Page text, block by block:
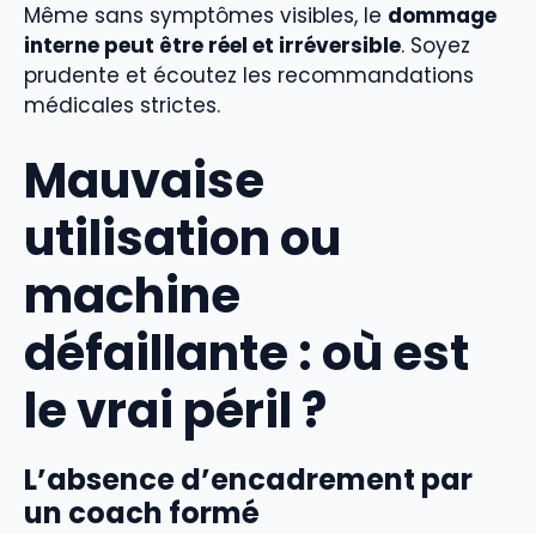
Même sans symptômes visibles, le dommage
interne peut être réel et irréversible. Soyez
prudente et écoutez les recommandations
médicales strictes.
Mauvaise
utilisation ou
machine
défaillante : où est
le vrai péril ?
L’absence d’encadrement par
un coach formé